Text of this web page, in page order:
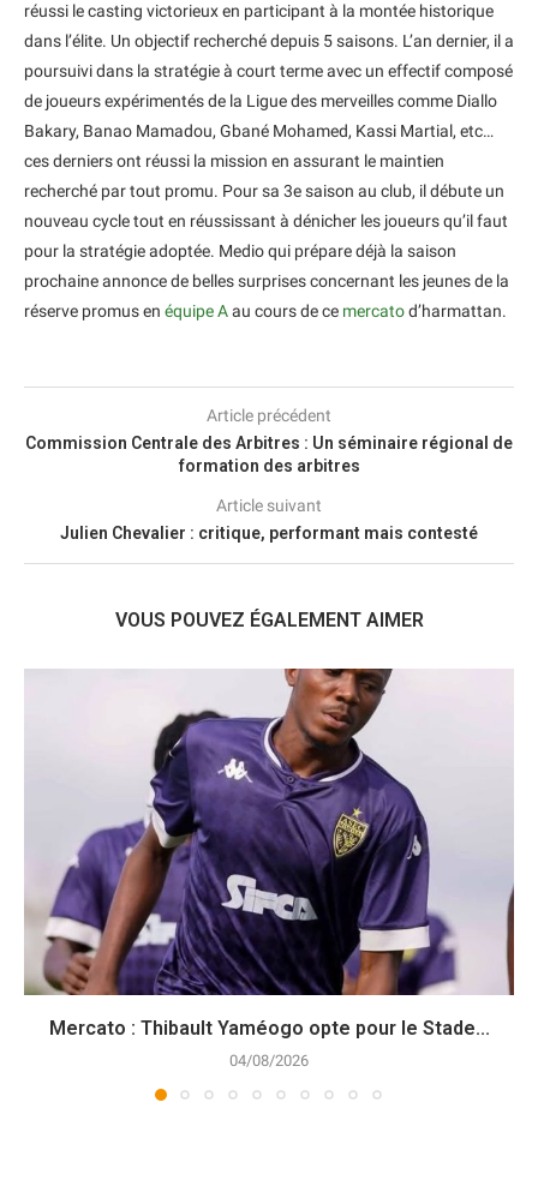
réussi le casting victorieux en participant à la montée historique
dans l’élite. Un objectif recherché depuis 5 saisons. L’an dernier, il a
poursuivi dans la stratégie à court terme avec un effectif composé
de joueurs expérimentés de la Ligue des merveilles comme Diallo
Bakary, Banao Mamadou, Gbané Mohamed, Kassi Martial, etc…
ces derniers ont réussi la mission en assurant le maintien
recherché par tout promu. Pour sa 3e saison au club, il débute un
nouveau cycle tout en réussissant à dénicher les joueurs qu’il faut
pour la stratégie adoptée. Medio qui prépare déjà la saison
prochaine annonce de belles surprises concernant les jeunes de la
réserve promus en équipe Aau cours de ce mercatod’harmattan.
Article précédent
Commission Centrale des Arbitres : Un séminaire régional de
formation des arbitres
Article suivant
Julien Chevalier : critique, performant mais contesté
VOUS POUVEZ ÉGALEMENT AIMER
Mercato : Thibault Yaméogo opte pour le Stade...
04/08/2026